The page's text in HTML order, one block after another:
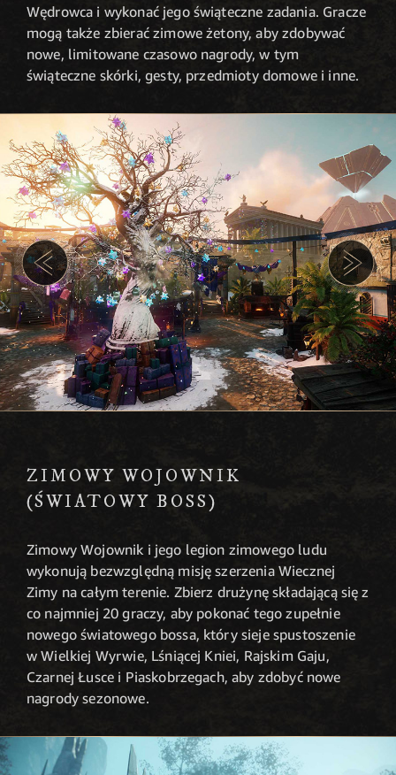
Wędrowca i wykonać jego świąteczne zadania. Gracze
mogą także zbierać zimowe żetony, aby zdobywać
nowe, limitowane czasowo nagrody, w tym
świąteczne skórki, gesty, przedmioty domowe i inne.
ZIMOWY WOJOWNIK
(ŚWIATOWY BOSS)
Zimowy Wojownik i jego legion zimowego ludu
wykonują bezwzględną misję szerzenia Wiecznej
Zimy na całym terenie. Zbierz drużynę składającą się z
co najmniej 20 graczy, aby pokonać tego zupełnie
nowego światowego bossa, który sieje spustoszenie
w Wielkiej Wyrwie, Lśniącej Kniei, Rajskim Gaju,
Czarnej Łusce i Piaskobrzegach, aby zdobyć nowe
nagrody sezonowe.